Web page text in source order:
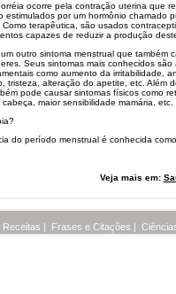
ocorre pela contração uterina que
estimulados por um hormônio chamado
Como terapêutica, são usados
capazes de reduzir a produção
outro sintoma menstrual que também
Seus sintomas mais conhecidos são
como aumento da irritabilidade,
tristeza, alteração do apetite, etc. Além
pode causar sintomas físicos como
maior sensibilidade mamária, etc.
do período menstrual é conhecida
Veja mais em:
Receitas | Frases e Citações |